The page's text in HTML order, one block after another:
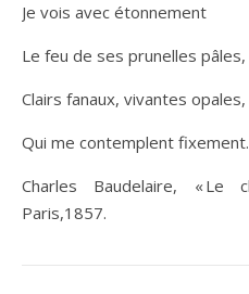
Je vois avec étonnement
Le feu de ses prunelles pâles,
Clairs fanaux, vivantes opales,
Qui me contemplent fixement.
Charles Baudelaire, « Le
Paris,1857.